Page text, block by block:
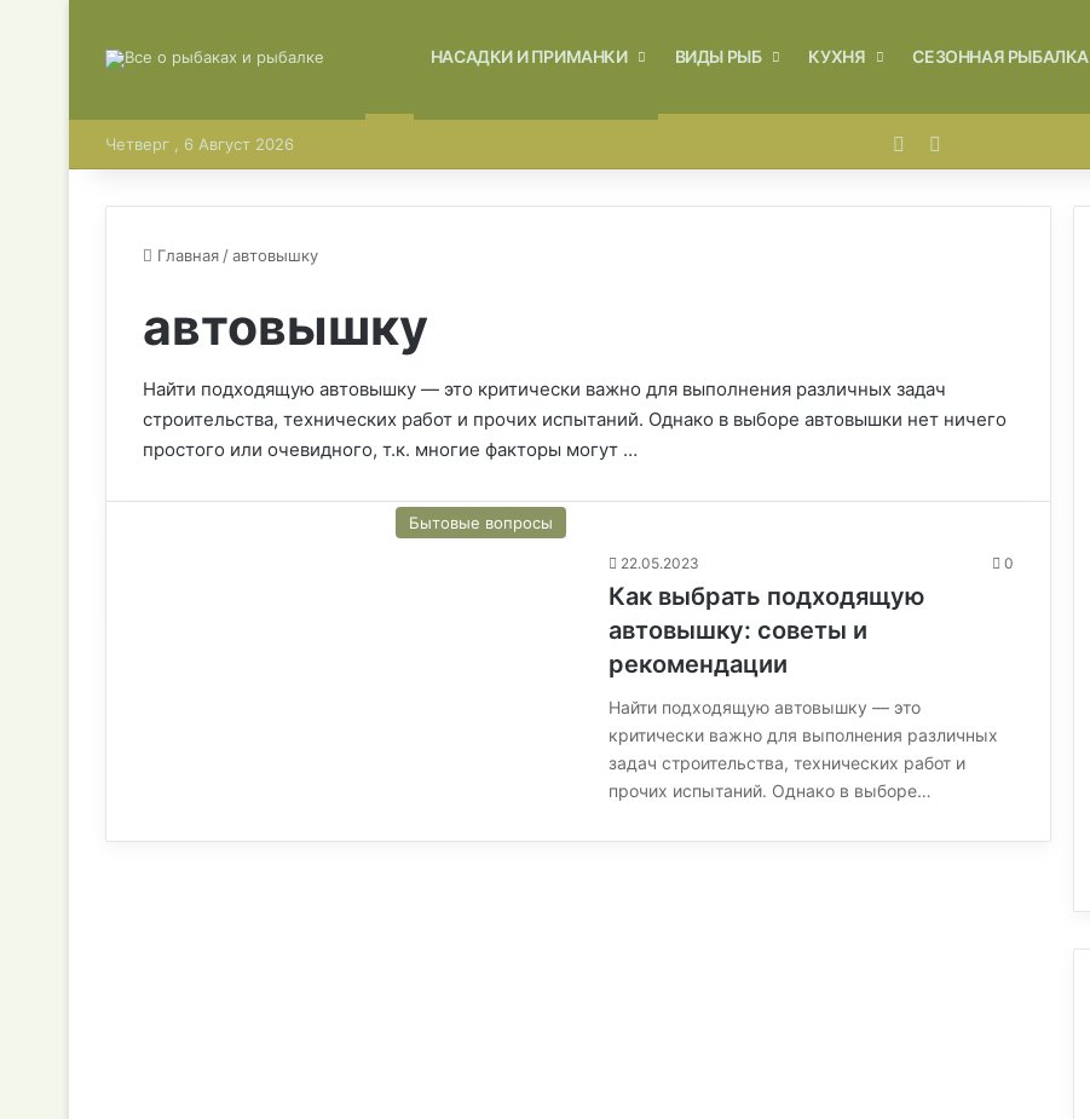
ГЛАВНАЯНАСАДКИ И ПРИМАНКИ ВИДЫ РЫБ КУХНЯ СЕЗОННАЯ РЫБАЛКА
Четверг , 6 Август 2026 Войти
Главная /автовышку
автовышку
Найти подходящую автовышку — это критически важно для выполнения различных задач
строительства, технических работ и прочих испытаний. Однако в выборе автовышки нет ничего
простого или очевидного, т.к. многие факторы могут …
Бытовые вопросы
22.05.2023 0
Как выбрать подходящую
автовышку: советы и
рекомендации
Найти подходящую автовышку — это
критически важно для выполнения различных
задач строительства, технических работ и
прочих испытаний. Однако в выборе…